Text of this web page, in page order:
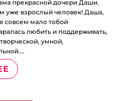
прекрасной дочери Даши.
уже взрослый человек! Даша,
совсем мало тобой
любить и поддерживать,
умной,